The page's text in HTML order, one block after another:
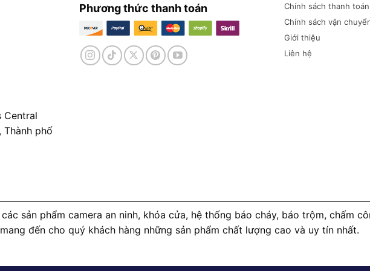
Central
Thành phố
Phương thức thanh toán
Chính sách thanh toán
Chính sách vận
Giới thiệu
Liên hệ
sản phẩm camera an ninh, khóa cửa, hệ thống báo cháy, báo trộm, chấm
đến cho quý khách hàng những sản phẩm chất lượng cao và uy tín nhất.